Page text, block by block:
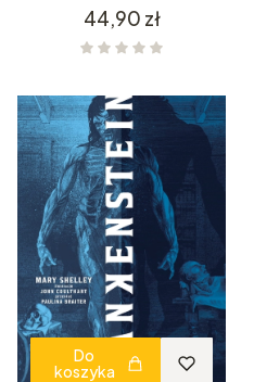
Cena
44,90 zł
Do
koszyka